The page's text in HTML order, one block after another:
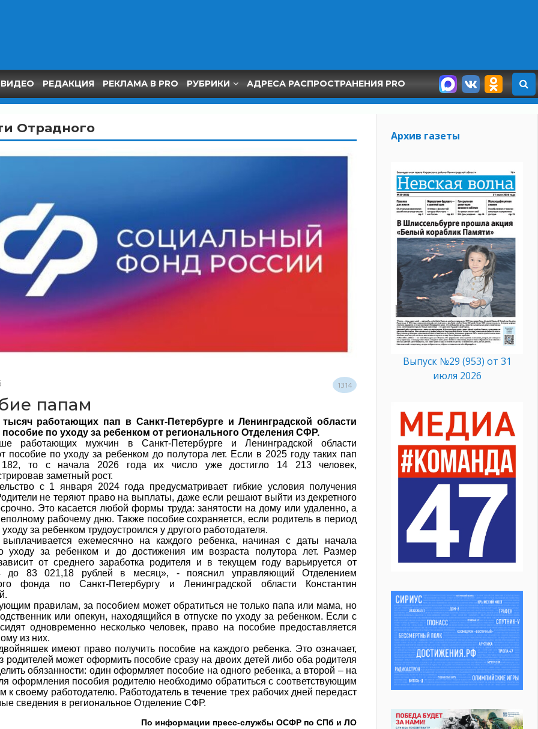
ВИДЕО РЕДАКЦИЯ РЕКЛАМА В PRO РУБРИКИ АДРЕСА РАСПРОСТРАНЕНИЯ PRO
Отрадного
1314
папам
работающих пап в Санкт-Петербурге и Ленинградской области
по уходу за ребенком от регионального Отделения СФР.
работающих мужчин в Санкт-Петербурге и Ленинградской области
пособие по уходу за ребенком до полутора лет. Если в 2025 году таких пап
то с начала 2026 года их число уже достигло 14 213 человек,
заметный рост.
с 1 января 2024 года предусматривает гибкие условия получения
не теряют право на выплаты, даже если решают выйти из декретного
Это касается любой формы труда: занятости на дому или удаленно, а
рабочему дню. Также пособие сохраняется, если родитель в период
уходу за ребенком трудоустроился у другого работодателя.
ежемесячно на каждого ребенка, начиная с даты начала
уходу за ребенком и до достижения им возраста полутора лет. Размер
от среднего заработка родителя и в текущем году варьируется от
до 83 021,18 рублей в месяц», - пояснил управляющий Отделением
фонда по Санкт-Петербургу и Ленинградской области Константин
правилам, за пособием может обратиться не только папа или мама, но
или опекун, находящийся в отпуске по уходу за ребенком. Если с
одновременно несколько человек, право на пособие предоставляется
из них.
имеют право получить пособие на каждого ребенка. Это означает,
родителей может оформить пособие сразу на двоих детей либо оба родителя
обязанности: один оформляет пособие на одного ребенка, а второй – на
оформления пособия родителю необходимо обратиться с соответствующим
к своему работодателю. Работодатель в течение трех рабочих дней передаст
сведения в региональное Отделение СФР.
По информации пресс-службы ОСФР по СПб и ЛО
Архив газеты
Выпуск №29 (953) от 31
июля 2026